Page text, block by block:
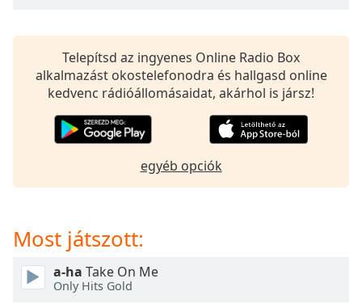
settings
dialog
subtitles
off,
Picture-
This
Telepítsd az ingyenes Online Radio Box
alkalmazást okostelefonodra és hallgasd online
kedvenc rádióállomásaidat, akárhol is jársz!
egyéb opciók
Most játszott:
a-ha Take On Me
Only Hits Gold